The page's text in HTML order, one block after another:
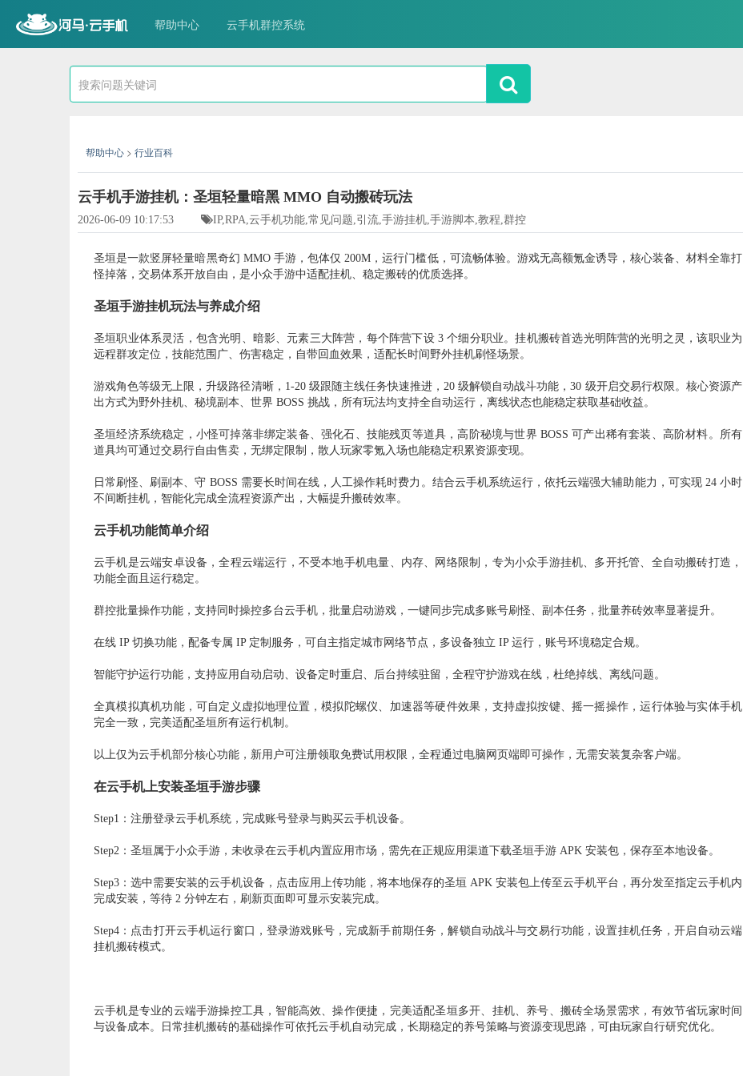
帮助中心 云手机群控系统
帮助中心 > 行业百科
云手机手游挂机：圣垣轻量暗黑 MMO 自动搬砖玩法
2026-06-09 10:17:53 IP,RPA,云手机功能,常见问题,引流,手游挂机,手游脚本,教程,群控
圣垣是一款竖屏轻量暗黑奇幻 MMO 手游，包体仅 200M，运行门槛低，可流畅体验。游戏无高额氪金诱导，核心装备、材料全靠打
怪掉落，交易体系开放自由，是小众手游中适配挂机、稳定搬砖的优质选择。
圣垣手游挂机玩法与养成介绍
圣垣职业体系灵活，包含光明、暗影、元素三大阵营，每个阵营下设 3 个细分职业。挂机搬砖首选光明阵营的光明之灵，该职业为
远程群攻定位，技能范围广、伤害稳定，自带回血效果，适配长时间野外挂机刷怪场景。
游戏角色等级无上限，升级路径清晰， 1-20 级跟随主线任务快速推进，20 级解锁自动战斗功能，30 级开启交易行权限。核心资源产
出方式为野外挂机、秘境副本、世界 BOSS 挑战，所有玩法均支持全自动运行，离线状态也能稳定获取基础收益。
圣垣经济系统稳定，小怪可掉落非绑定装备、强化石、技能残页等道具，高阶秘境与世界 BOSS 可产出稀有套装、高阶材料。所有
道具均可通过交易行自由售卖，无绑定限制，散人玩家零氪入场也能稳定积累资源变现。
日常刷怪、刷副本、守 BOSS 需要长时间在线，人工操作耗时费力。结合云手机系统运行，依托云端强大辅助能力，可实现 24 小时
不间断挂机，智能化完成全流程资源产出，大幅提升搬砖效率。
云手机功能简单介绍
云手机是云端安卓设备，全程云端运行，不受本地手机电量、内存、网络限制，专为小众手游挂机、多开托管、全自动搬砖打造，
功能全面且运行稳定。
群控批量操作功能，支持同时操控多台云手机，批量启动游戏，一键同步完成多账号刷怪、副本任务，批量养砖效率显著提升。
在线 IP 切换功能，配备专属 IP 定制服务，可自主指定城市网络节点，多设备独立 IP 运行，账号环境稳定合规。
智能守护运行功能，支持应用自动启动、设备定时重启、后台持续驻留，全程守护游戏在线，杜绝掉线、离线问题。
全真模拟真机功能，可自定义虚拟地理位置，模拟陀螺仪、加速器等硬件效果，支持虚拟按键、摇一摇操作，运行体验与实体手机
完全一致，完美适配圣垣所有运行机制。
以上仅为云手机部分核心功能，新用户可注册领取免费试用权限，全程通过电脑网页端即可操作，无需安装复杂客户端。
在云手机上安装圣垣手游步骤
Step1：注册登录云手机系统，完成账号登录与购买云手机设备。
Step2：圣垣属于小众手游，未收录在云手机内置应用市场，需先在正规应用渠道下载圣垣手游 APK 安装包，保存至本地设备。
Step3：选中需要安装的云手机设备，点击应用上传功能，将本地保存的圣垣 APK 安装包上传至云手机平台，再分发至指定云手机内
完成安装，等待 2 分钟左右，刷新页面即可显示安装完成。
Step4：点击打开云手机运行窗口，登录游戏账号，完成新手前期任务，解锁自动战斗与交易行功能，设置挂机任务，开启自动云端
挂机搬砖模式。
云手机是专业的云端手游操控工具，智能高效、操作便捷，完美适配圣垣多开、挂机、养号、搬砖全场景需求，有效节省玩家时间
与设备成本。日常挂机搬砖的基础操作可依托云手机自动完成，长期稳定的养号策略与资源变现思路，可由玩家自行研究优化。